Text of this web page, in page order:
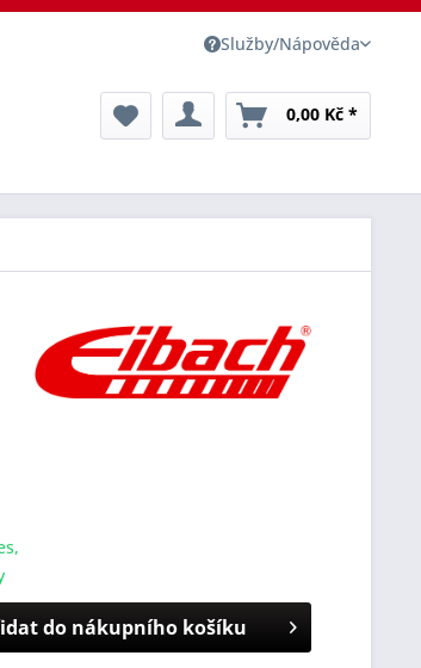
Služby/Nápověda
0,00 Kč *
do nákupního košíku